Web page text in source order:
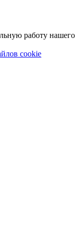
работу нашего
cookie